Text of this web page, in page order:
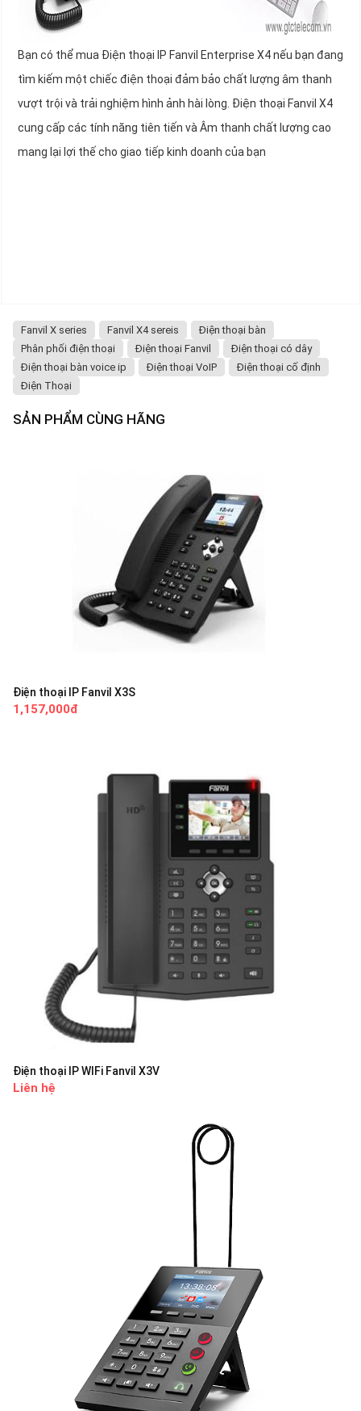
Bạn có thể mua Điện thoại IP Fanvil Enterprise X4 nếu bạn đang
tìm kiếm một chiếc điện thoại đảm bảo chất lượng âm thanh
vượt trội và trải nghiệm hình ảnh hài lòng. Điện thoại Fanvil X4
cung cấp các tính năng tiên tiến và Âm thanh chất lượng cao
mang lại lợi thế cho giao tiếp kinh doanh của bạn
Fanvil X series Fanvil X4 sereis
Điện thoại bàn
Phân phối điện thoại
Điện thoại Fanvil
Điện thoại có dây
Điện thoại bàn voice ip
Điện thoại VoIP
Điện thoại cố định
Điện Thoại
SẢN PHẨM CÙNG HÃNG
Điện thoại IP Fanvil X3S
1,157,000đ
Điện thoại IP WIFi Fanvil X3V
Liên hệ